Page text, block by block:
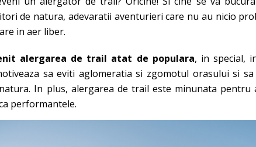
de natura, adevaratii aventurieri care nu au nicio
in aer liber.
alergarea de trail atat de populara, in special,
sa eviti aglomeratia si zgomotul orasului si
In plus, alergarea de trail este minunata pentru
performantele.